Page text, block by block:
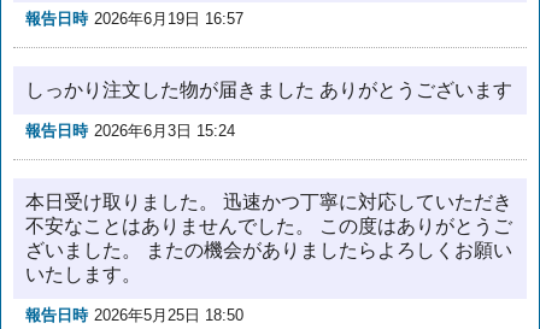
報告日時 2026年6月19日 16:57
しっかり注文した物が届きました ありがとうございます
報告日時 2026年6月3日 15:24
本日受け取りました。 迅速かつ丁寧に対応していただき
不安なことはありませんでした。 この度はありがとうご
ざいました。 またの機会がありましたらよろしくお願い
いたします。
報告日時 2026年5月25日 18:50